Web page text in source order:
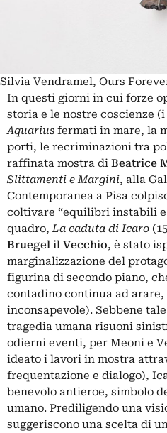
Silvia Vendramel, Ours
In questi giorni in cui forze
storia e le nostre coscienze
Aquarius fermati in mare, la
porti, le recriminazioni tra
raffinata mostra di Beatrice
Slittamenti e Margini, alla
Contemporanea a Pisa
coltivare “equilibri instabili
quadro,La caduta di Icaro
Bruegel il Vecchio, è stato
marginalizzazione del
figurina di secondo piano,
contadino continua ad
inconsapevole). Sebbene
tragedia umana risuoni
odierni eventi, per Meoni e
ideato i lavori in mostra
frequentazione e dialogo),
benevolo antieroe, simbolo
umano. Prediligendo una
suggeriscono una scelta di